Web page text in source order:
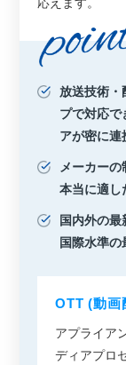
放送技術・
プで対応で
アが密に連
メーカー
本当に適し
国内外の
国際水準の
OTT (動画
アプライア
ディアプロ